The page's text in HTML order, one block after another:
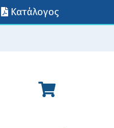
Κατάλογος